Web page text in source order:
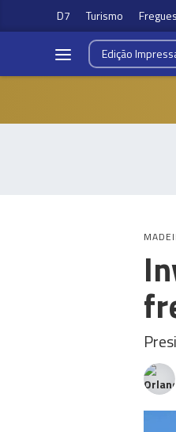
D7 Turismo
Edição